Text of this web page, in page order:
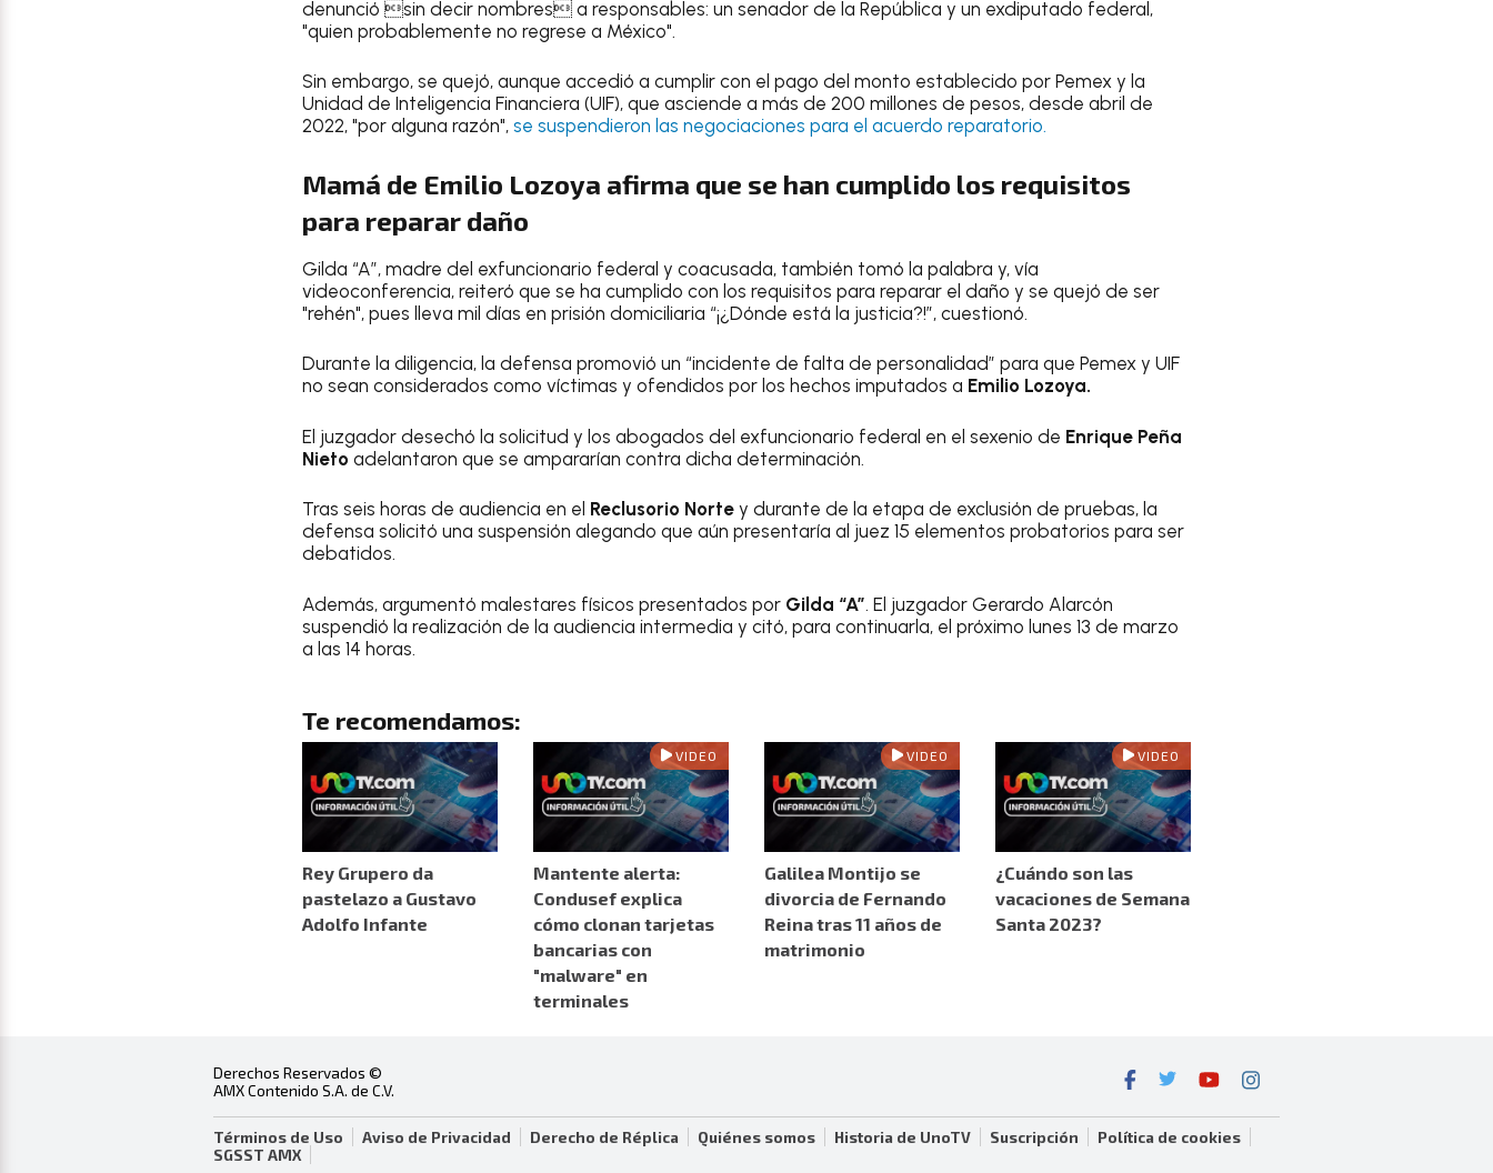
denunció sin decir nombres a responsables: un senador de la República y un exdiputado federal,
"quien probablemente no regrese a México".
Sin embargo, se quejó, aunque accedió a cumplir con el pago del monto establecido por Pemex y la
Unidad de Inteligencia Financiera (UIF), que asciende a más de 200 millones de pesos, desde abril de
2022, "por alguna razón", se suspendieron las negociaciones para el acuerdo reparatorio.
Mamá de Emilio Lozoya afirma que se han cumplido los requisitos
para reparar daño
Gilda “A”, madre del exfuncionario federal y coacusada, también tomó la palabra y, vía
videoconferencia, reiteró que se ha cumplido con los requisitos para reparar el daño y se quejó de ser
"rehén", pues lleva mil días en prisión domiciliaria “¡¿Dónde está la justicia?!”, cuestionó.
Durante la diligencia, la defensa promovió un “incidente de falta de personalidad” para que Pemex y UIF
no sean considerados como víctimas y ofendidos por los hechos imputados a Emilio Lozoya.
El juzgador desechó la solicitud y los abogados del exfuncionario federal en el sexenio de Enrique Peña
Nieto adelantaron que se ampararían contra dicha determinación.
Tras seis horas de audiencia en el Reclusorio Norte y durante de la etapa de exclusión de pruebas, la
defensa solicitó una suspensión alegando que aún presentaría al juez 15 elementos probatorios para ser
debatidos.
Además, argumentó malestares físicos presentados por Gilda “A”. El juzgador Gerardo Alarcón
suspendió la realización de la audiencia intermedia y citó, para continuarla, el próximo lunes 13 de marzo
a las 14 horas.
Te recomendamos:
Rey Grupero da
pastelazo a Gustavo
Adolfo Infante
VIDEO
Mantente alerta:
Condusef explica
cómo clonan tarjetas
bancarias con
"malware" en
terminales
VIDEO
Galilea Montijo se
divorcia de Fernando
Reina tras 11 años de
matrimonio
VIDEO
¿Cuándo son las
vacaciones de Semana
Santa 2023?
Derechos Reservados ©
AMX Contenido S.A. de C.V.
Términos de Uso Aviso de Privacidad Derecho de Réplica Quiénes somos Historia de UnoTV Suscripción
Política de cookies
SGSST AMX